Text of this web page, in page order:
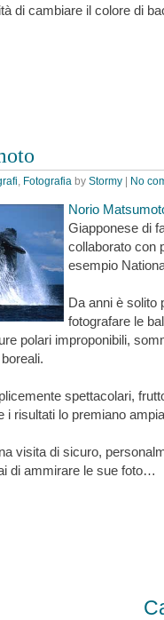
di cambiare il colore di
, Fotografia by Stormy No
Norio
Giapponese di
collaborato con
esempio
Da anni è solito
fotografare le
polari improponibili,
spettacolari,
i risultati lo premiano
visita di sicuro,
di ammirare le sue foto…